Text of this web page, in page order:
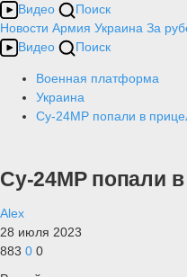
Видео
Поиск
Новости Армия Украина За
Видео
Поиск
Военная платформа
Украина
Су-24МР попали в
Су-24МР попали
Alex
28 июля 2023
883 0 0